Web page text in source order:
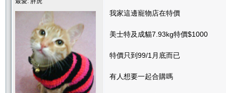
我家這邊寵物店在特價
美士特及成貓7.93kg特價$1000
特價只到99/1月底而已
有人想要一起合購嗎